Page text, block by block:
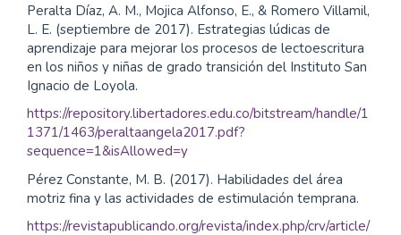
Peralta Díaz, A. M., Mojica Alfonso, E., & Romero Villamil,
L. E. (septiembre de 2017). Estrategias lúdicas de
aprendizaje para mejorar los procesos de lectoescritura
en los niños y niñas de grado transición del Instituto San
Ignacio de Loyola.
https://repository.libertadores.edu.co/bitstream/handle/1
1371/1463/peraltaangela2017.pdf?
sequence=1&isAllowed=y
Pérez Constante, M. B. (2017). Habilidades del área
motriz fina y las actividades de estimulación temprana.
https://revistapublicando.org/revista/index.php/crv/article/